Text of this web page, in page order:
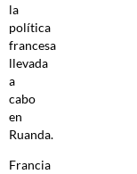
la
política
francesa
llevada
a
cabo
en
Ruanda.
Francia